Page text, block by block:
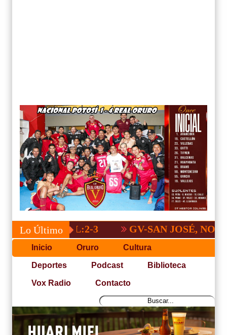
Lo Último GV-SAN JOSÉ, NO PUDO
Inicio Oruro Cultura
Deportes Podcast Biblioteca
Vox Radio Contacto